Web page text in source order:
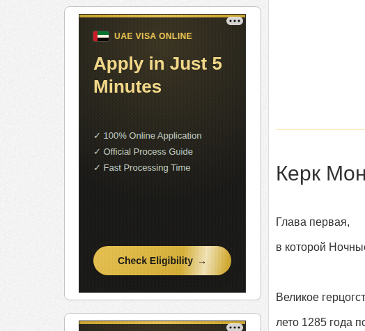
Керк
Глава первая,
в которой
Великое
лето 1285 года